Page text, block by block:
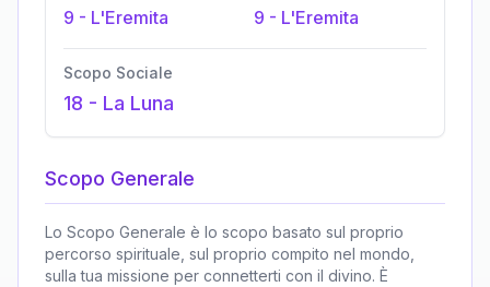
9 - L'Eremita 9 - L'Eremita
Scopo Sociale
18 - La Luna
Scopo Generale
Lo Scopo Generale è lo scopo basato sul proprio
percorso spirituale, sul proprio compito nel mondo,
sulla tua missione per connetterti con il divino. È